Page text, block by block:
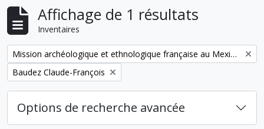
Affichage de 1 résultats
Inventaires
Remove filter:
Mission archéologique et ethnologique française au Mexique
Remove filter:
Baudez Claude-François
Options de recherche avancée